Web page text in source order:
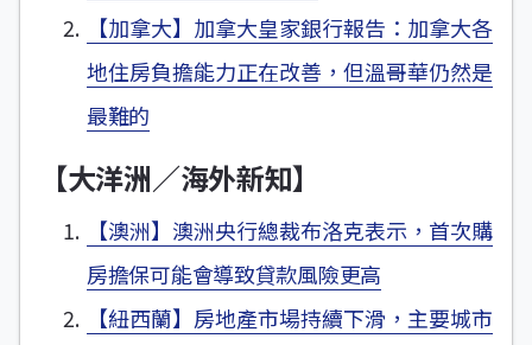
【加拿大】加拿大皇家銀行報告：加拿大各
地住房負擔能力正在改善，但溫哥華仍然是
最難的
【大洋洲／海外新知】
【澳洲】澳洲央行總裁布洛克表示，首次購
房擔保可能會導致貸款風險更高
【紐西蘭】房地產市場持續下滑，主要城市